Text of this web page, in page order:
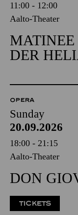
11:00 - 12:00
Aalto-Theater
DER
OPERA
Sunday
20.09.2026
18:00 - 21:15
Aalto-Theater
DON
TICKETS